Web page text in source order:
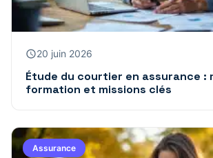
20 juin 2026
Étude du courtier en assurance :
formation et missions clés
Assurance